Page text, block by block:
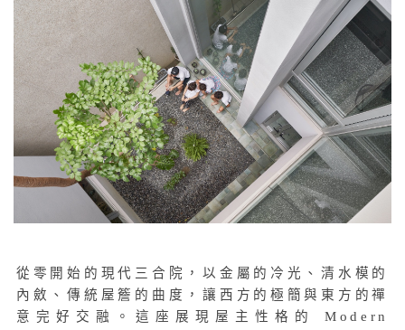
從零開始的現代三合院，以金屬的冷光、清水模的
內斂、傳統屋簷的曲度，讓西方的極簡與東方的禪
意完好交融。這座展現屋主性格的 Modern